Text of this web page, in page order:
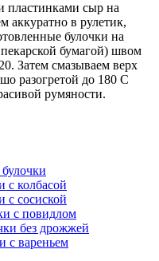
пластинками сыр на
аккуратно в рулетик,
булочки на
бумагой) швом
Затем смазываем верх
разогретой до 180 С
румяности.
с колбасой
с сосиской
с повидлом
без дрожжей
с вареньем